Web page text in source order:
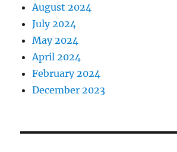
August 2024
July 2024
May 2024
April 2024
February 2024
December 2023